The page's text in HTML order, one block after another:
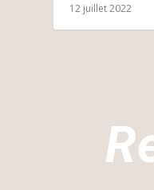
12 juillet 2022